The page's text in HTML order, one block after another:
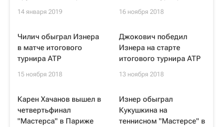
14 января 2019 16 ноября 2018
Чилич обыграл Изнера
в матче итогового
турнира ATP
15 ноября 2018
Джокович победил
Изнера на старте
итогового турнира ATP
13 ноября 2018
Карен Хачанов вышел в
четвертьфинал
"Мастерса" в Париже
Изнер обыграл
Кукушкина на
теннисном "Мастерсе" в